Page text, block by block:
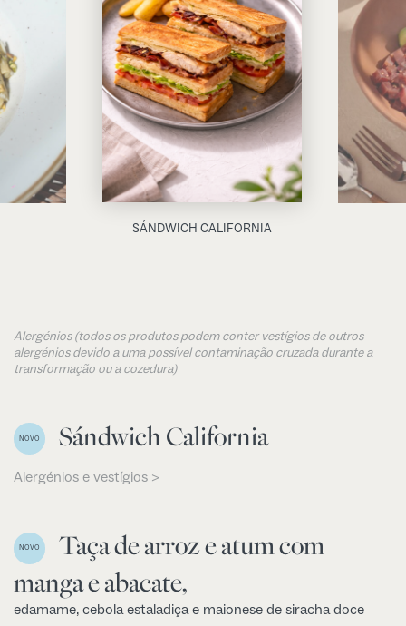
SÁNDWICH CALIFORNIA
Alergénios (todos os produtos podem conter vestígios de outros
alergénios devido a uma possível contaminação cruzada durante a
transformação ou a cozedura)
NOVO Sándwich California
Alergénios e vestígios >
NOVO
Taça de arroz e atum com
manga e abacate,
edamame, cebola estaladiça e maionese de siracha doce